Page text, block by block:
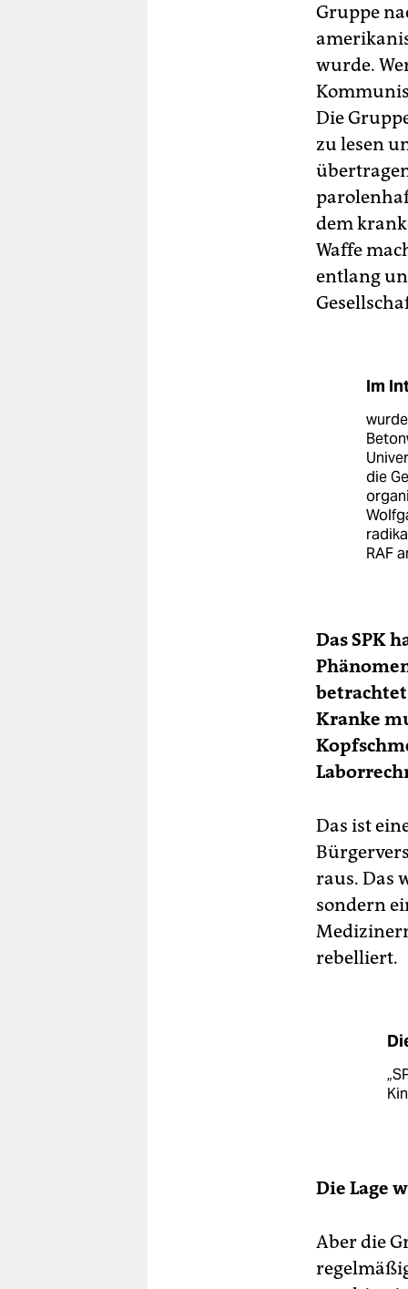
Gruppe
wurde.
Die
zu lesen
dem
Waffe
entlang
Im
die
RAF
Das SPK
Kranke
Das ist
raus. Das
sondern
rebelliert.
Die Lage
Aber die